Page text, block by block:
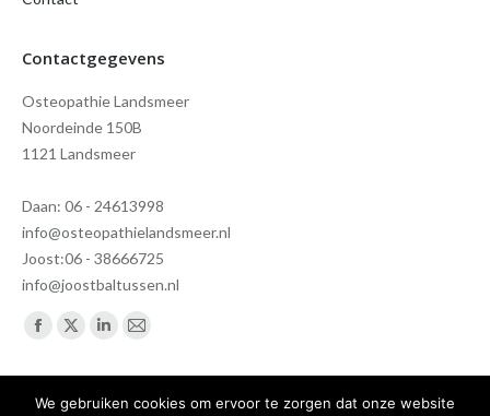
Contactgegevens
Osteopathie Landsmeer
Noordeinde 150B
1121 Landsmeer
Daan: 06 - 24613998
info@osteopathielandsmeer.nl
Joost:06 - 38666725
info@joostbaltussen.nl
Vind ons op:
Facebook
opens
X
opens
Linkedin
opens
Mail
opens
Overall rating: ★★★★★ based on21reviews.
We gebruiken cookies om ervoor te zorgen dat onze website